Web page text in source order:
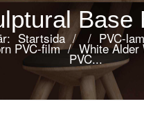
Base
Startsida / / PVC-
PVC-film / White Alder
PVC...